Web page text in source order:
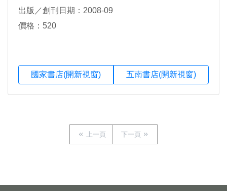
出版／創刊日期：2008-09
價格：520
國家書店(開新視窗) 五南書店(開新視窗)
上一頁 下一頁